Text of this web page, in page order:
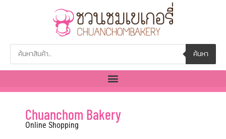
ค้นหา
Chuanchom Bakery
Online Shopping